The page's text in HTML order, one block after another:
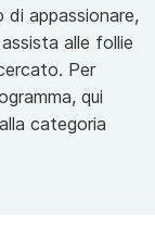
di appassionare,
alle follie
Per
qui
categoria